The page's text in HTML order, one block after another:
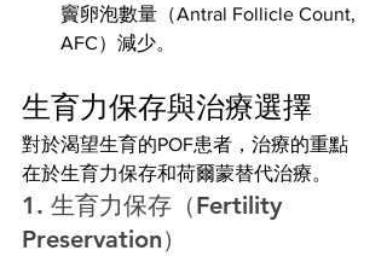
竇卵泡數量（Antral Follicle Count,
AFC）減少。
生育力保存與治療選擇
對於渴望生育的POF患者，治療的重點
在於生育力保存和荷爾蒙替代治療。
1. 生育力保存（Fertility
Preservation）